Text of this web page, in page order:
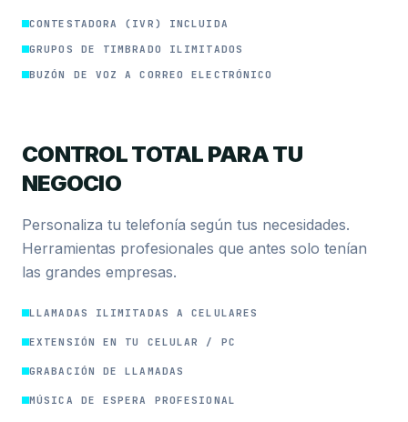
CONTESTADORA (IVR) INCLUIDA
GRUPOS DE TIMBRADO ILIMITADOS
BUZÓN DE VOZ A CORREO ELECTRÓNICO
CONTROL TOTAL PARA TU
NEGOCIO
Personaliza tu telefonía según tus necesidades.
Herramientas profesionales que antes solo tenían
las grandes empresas.
LLAMADAS ILIMITADAS A CELULARES
EXTENSIÓN EN TU CELULAR / PC
GRABACIÓN DE LLAMADAS
MÚSICA DE ESPERA PROFESIONAL